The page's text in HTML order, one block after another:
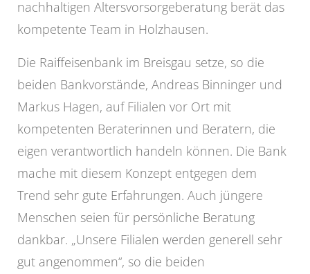
nachhaltigen Altersvorsorgeberatung berät das
kompetente Team in Holzhausen.
Die Raiffeisenbank im Breisgau setze, so die
beiden Bankvorstände, Andreas Binninger und
Markus Hagen, auf Filialen vor Ort mit
kompetenten Beraterinnen und Beratern, die
eigen verantwortlich handeln können. Die Bank
mache mit diesem Konzept entgegen dem
Trend sehr gute Erfahrungen. Auch jüngere
Menschen seien für persönliche Beratung
dankbar. „Unsere Filialen werden generell sehr
gut angenommen“, so die beiden